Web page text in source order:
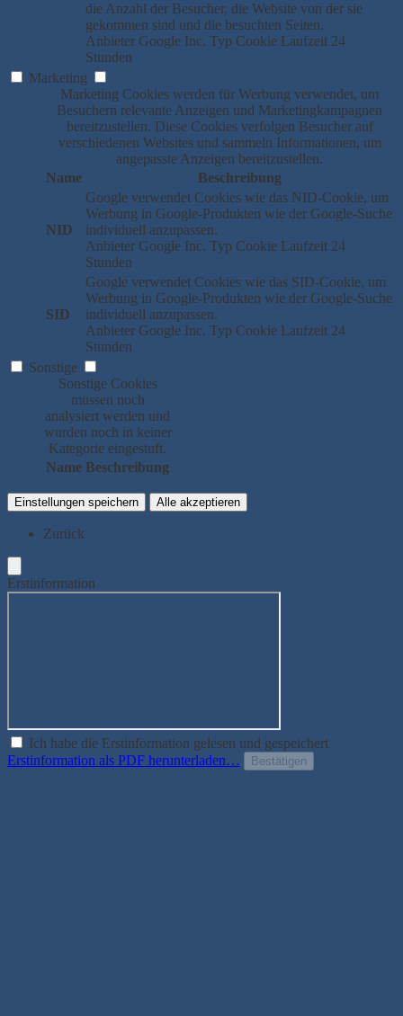
die Anzahl der Besucher, die Website von der sie
gekommen sind und die besuchten Seiten.
Anbieter Google Inc. Typ Cookie Laufzeit 24
Stunden
Marketing
Marketing Cookies werden für Werbung verwendet, um
Besuchern relevante Anzeigen und Marketingkampagnen
bereitzustellen. Diese Cookies verfolgen Besucher auf
verschiedenen Websites und sammeln Informationen, um
angepasste Anzeigen bereitzustellen.
Name
Beschreibung
NID
Google verwendet Cookies wie das NID-Cookie, um
Werbung in Google-Produkten wie der Google-Suche
individuell anzupassen.
Anbieter Google Inc. Typ Cookie Laufzeit 24
Stunden
SID
Google verwendet Cookies wie das SID-Cookie, um
Werbung in Google-Produkten wie der Google-Suche
individuell anzupassen.
Anbieter Google Inc. Typ Cookie Laufzeit 24
Stunden
Sonstige
Sonstige Cookies
müssen noch
analysiert werden und
wurden noch in keiner
Kategorie eingestuft.
Name Beschreibung
Einstellungen speichern Alle akzeptieren
Zurück
Erstinformation
Ich habe die Erstinformation gelesen und gespeichert
Erstinformation als PDF herunterladen…
Bestätigen